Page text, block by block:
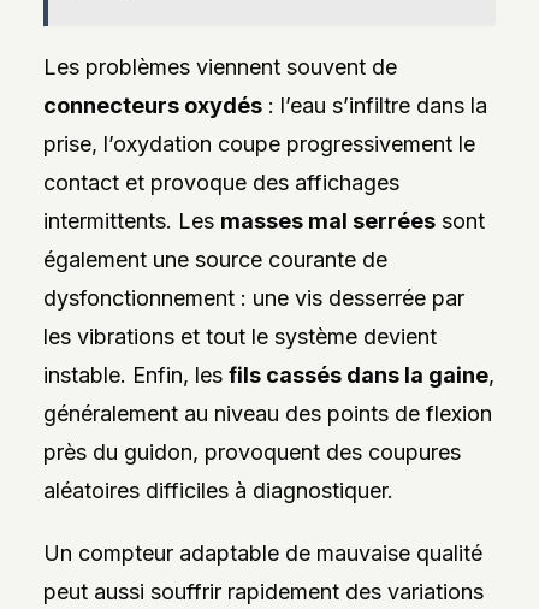
Les problèmes viennent souvent de
connecteurs oxydés: l’eau s’infiltre dans la
prise, l’oxydation coupe progressivement le
contact et provoque des affichages
intermittents. Les masses mal serréessont
également une source courante de
dysfonctionnement : une vis desserrée par
les vibrations et tout le système devient
instable. Enfin, les fils cassés dans la gaine,
généralement au niveau des points de flexion
près du guidon, provoquent des coupures
aléatoires difficiles à diagnostiquer.
Un compteur adaptable de mauvaise qualité
peut aussi souffrir rapidement des variations